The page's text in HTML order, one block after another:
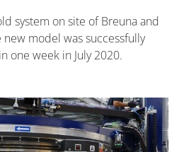
system on site of Breuna and
model was successfully
one week in July 2020.